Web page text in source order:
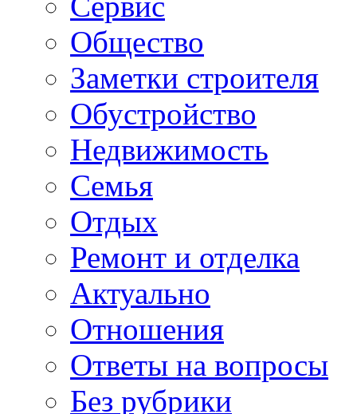
Общество
Заметки строителя
Обустройство
Недвижимость
Семья
Отдых
Ремонт и отделка
Актуально
Отношения
Ответы на вопросы
Без рубрики